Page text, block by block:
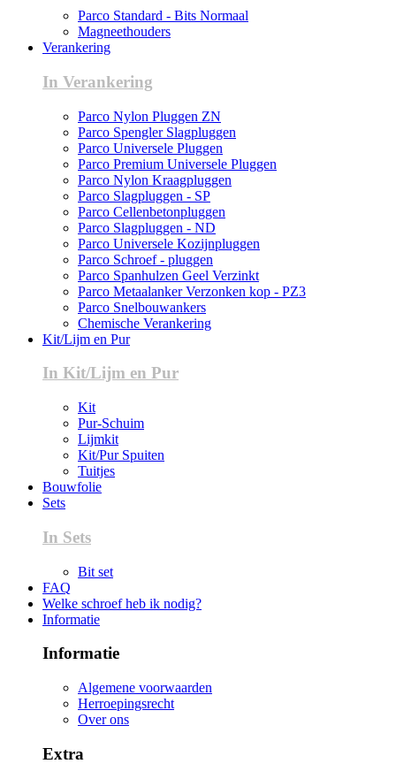
Parco Standard - Bits Normaal
Magneethouders
Verankering
In Verankering
Parco Nylon Pluggen ZN
Parco Spengler Slagpluggen
Parco Universele Pluggen
Parco Premium Universele Pluggen
Parco Nylon Kraagpluggen
Parco Slagpluggen - SP
Parco Cellenbetonpluggen
Parco Slagpluggen - ND
Parco Universele Kozijnpluggen
Parco Schroef - pluggen
Parco Spanhulzen Geel Verzinkt
Parco Metaalanker Verzonken kop - PZ3
Parco Snelbouwankers
Chemische Verankering
Kit/Lijm en Pur
In Kit/Lijm en Pur
Kit
Pur-Schuim
Lijmkit
Kit/Pur Spuiten
Tuitjes
Bouwfolie
Sets
In Sets
Bit set
FAQ
Welke schroef heb ik nodig?
Informatie
Informatie
Algemene voorwaarden
Herroepingsrecht
Over ons
Extra